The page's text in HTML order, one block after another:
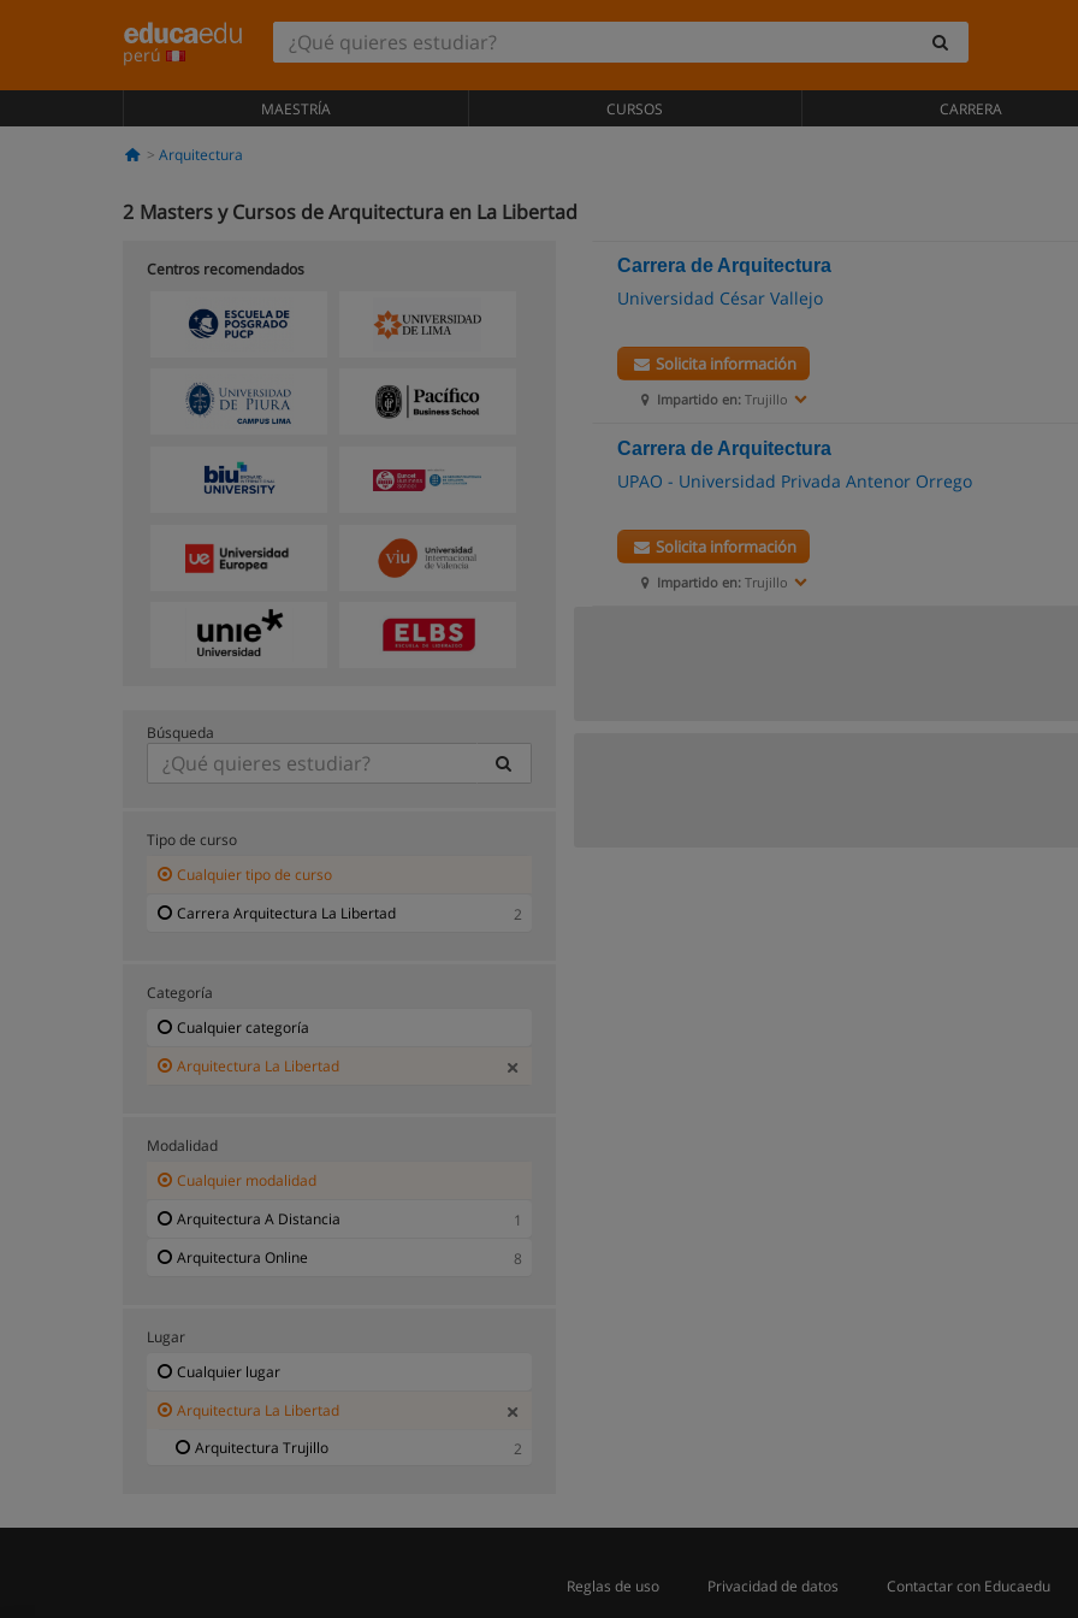
perú
MAESTRÍA CURSOS CARRERA
Arquitectura
2 Masters y Cursos de Arquitectura en La Libertad
Carrera de Arquitectura
Universidad César Vallejo
Impartido en: Trujillo
Solicita información
Carrera de Arquitectura
UPAO - Universidad Privada Antenor Orrego
Impartido en: Trujillo
Solicita información
Centros recomendados
Búsqueda
Tipo de curso
Cualquier tipo de curso
Carrera Arquitectura La Libertad
2
Categoría
Cualquier categoría
Arquitectura La Libertad
Modalidad
Cualquier modalidad
Arquitectura A Distancia
1
Arquitectura Online
8
Lugar
Cualquier lugar
Arquitectura La Libertad
Arquitectura Trujillo
2
Reglas de uso Privacidad de datos Contactar con Educaedu